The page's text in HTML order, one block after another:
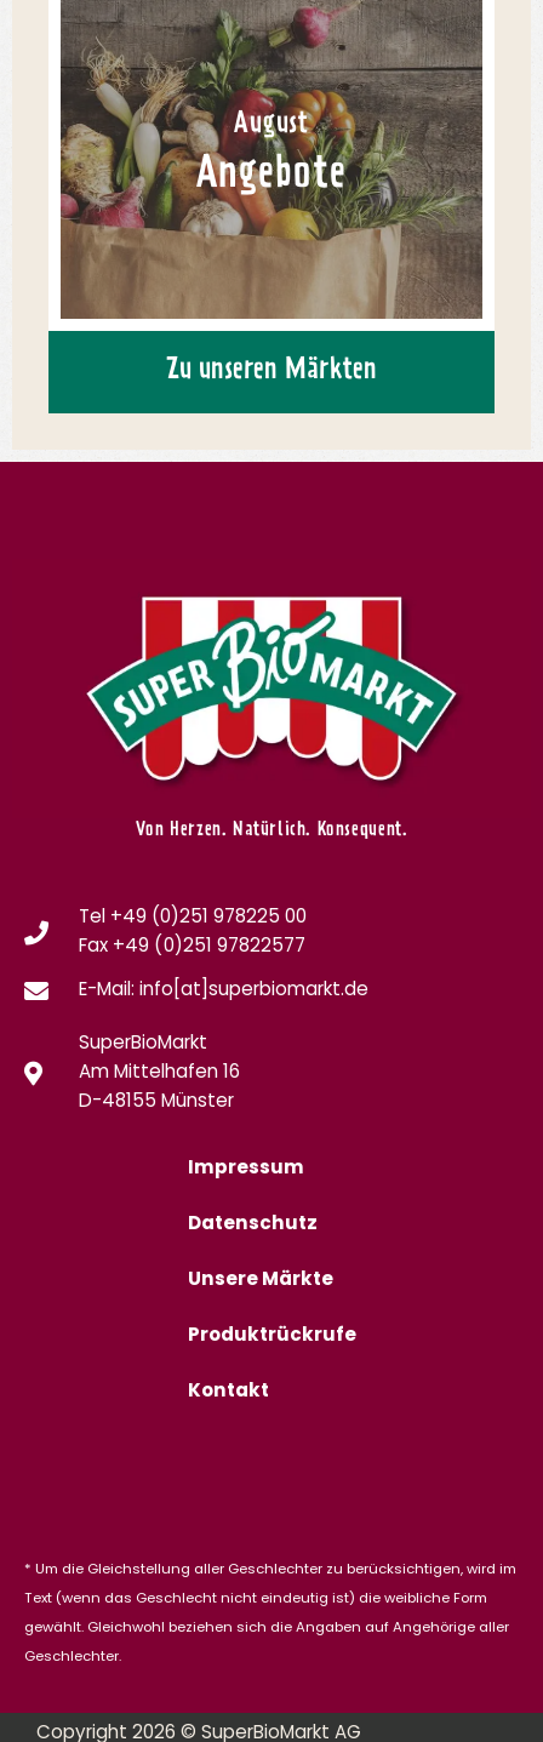
August
Angebote
Zu unseren Märkten
Von Herzen. Natürlich. Konsequent.
Tel +49 (0)251 978225 00
Fax +49 (0)251 97822577
E-Mail: info[at]superbiomarkt.de
SuperBioMarkt
Am Mittelhafen 16
D-48155 Münster
Impressum
Datenschutz
Unsere Märkte
Produktrückrufe
Kontakt
* Um die Gleichstellung aller Geschlechter zu berücksichtigen, wird im
Text (wenn das Geschlecht nicht eindeutig ist) die weibliche Form
gewählt. Gleichwohl beziehen sich die Angaben auf Angehörige aller
Geschlechter.
Copyright 2026 © SuperBioMarkt AG